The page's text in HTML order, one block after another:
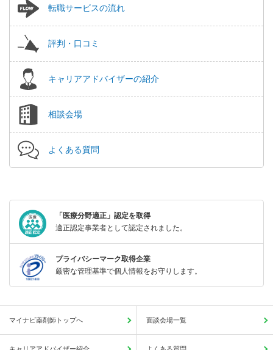
転職サービスの流れ
評判・口コミ
キャリアアドバイザーの紹介
相談会場
よくある質問
「医療分野適正」認定を取得
適正認定事業者として認定されました。
プライバシーマーク取得企業
厳密な管理基準で個人情報をお守りします。
マイナビ薬剤師トップへ 面談会場一覧
キャリアアドバイザー紹介 よくある質問